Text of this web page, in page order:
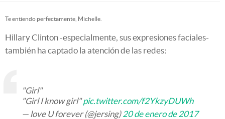
Te entiendo perfectamente, Michelle.
Hillary Clinton -especialmente, sus expresiones faciales-
también ha captado la atención de las redes:
"Girl"
"Girl I know girl"pic.twitter.com/f2YkzyDUWh
— love U forever (@jersing)20 de enero de 2017